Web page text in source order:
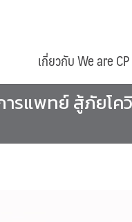
เกี่ยวกับ We are CP
แพทย์ สู้ภัยโค